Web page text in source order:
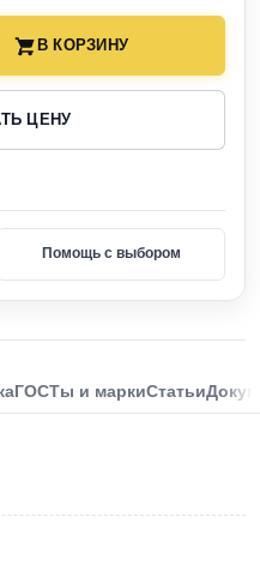
В КОРЗИНУ
ЦЕНУ
Помощь с выбором
ГОСТы и маркиСтатьи